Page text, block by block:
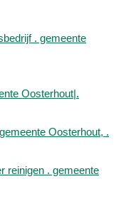
. gemeente
Oosterhout|.
Oosterhout, .
reinigen . gemeente